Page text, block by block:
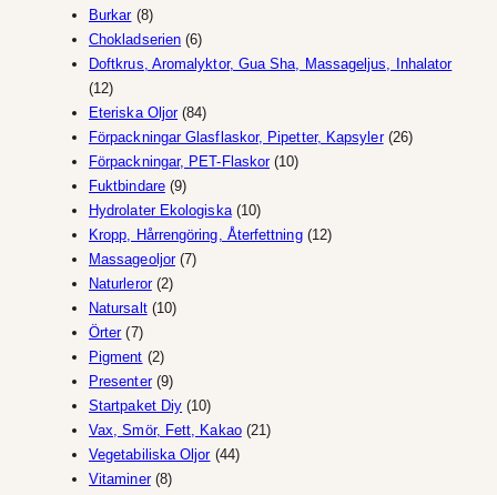
Burkar 88
produkter
Chokladserien 66
produkter
Doftkrus, Aromalyktor, Gua Sha, Massageljus, Inhalator
1212
produkter
Eteriska Oljor 8484
produkter
Förpackningar Glasflaskor, Pipetter, Kapsyler 2626
Förpackningar, PET-Flaskor 1010
Fuktbindare 99
produkter
Hydrolater Ekologiska 1010
produkter
Kropp, Hårrengöring, Återfettning 1212
Massageoljor 77
Naturleror 22
produkter
Natursalt 1010
Örter 77
produkter
Pigment 22
produkter
Presenter 99
produkter
Startpaket Diy 1010
produkter
Vax, Smör, Fett, Kakao 2121
Vegetabiliska Oljor 4444
Vitaminer 88